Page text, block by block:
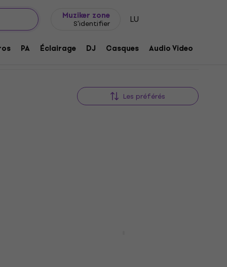
Muziker zone
S'identifier LU
PA Éclairage DJ Casques Audio Video
Les préférés